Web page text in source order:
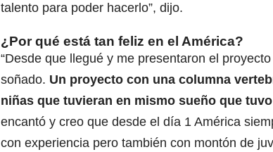
talento para poder hacerlo”, dijo.
¿Por qué está tan feliz en el América?
“Desde que llegué y me presentaron el
soñado. Un proyecto con una columna
niñas que tuvieran en mismo sueño que
encantó y creo que desde el día 1 América
con experiencia pero también con montón de